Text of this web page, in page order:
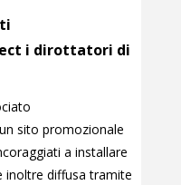
i dirottatori di
sito promozionale
a installare
inoltre diffusa tramite